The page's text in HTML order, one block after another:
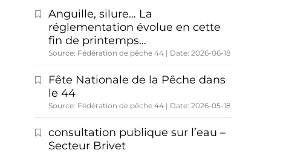
Anguille, silure… La
réglementation évolue en cette
fin de printemps…
Source: Fédération de pêche 44 Date: 2026-06-18
Fête Nationale de la Pêche dans
le 44
Source: Fédération de pêche 44 Date: 2026-05-18
consultation publique sur l’eau –
Secteur Brivet